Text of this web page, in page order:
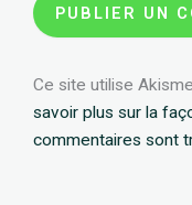
Ce site utilise
savoir plus sur la
commentaires sont